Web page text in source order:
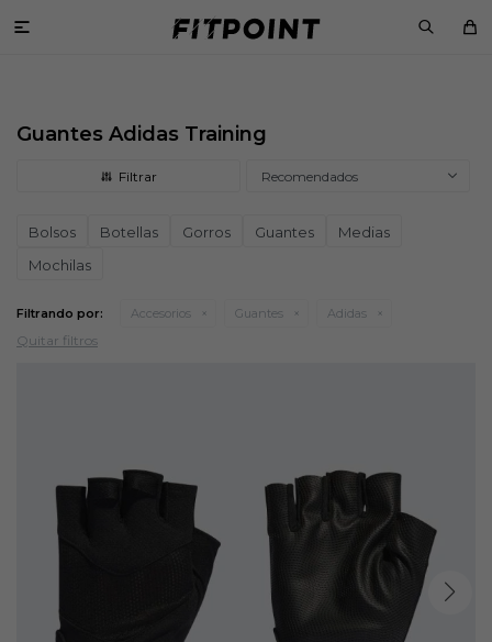

Guantes Adidas Training
Recomendados
Bolsos Botellas Gorros Guantes
Medias
Mochilas
Filtrando por: Accesorios Guantes Adidas
Quitar filtros